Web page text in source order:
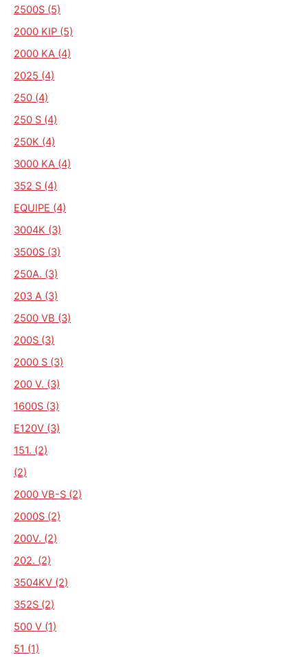
2500S (5)
2000 KIP (5)
2000 KA (4)
2025 (4)
250 (4)
250 S (4)
250K (4)
3000 KA (4)
352 S (4)
EQUIPE (4)
3004K (3)
3500S (3)
250A. (3)
203 A (3)
2500 VB (3)
200S (3)
2000 S (3)
200 V. (3)
1600S (3)
E120V (3)
151. (2)
(2)
2000 VB-S (2)
2000S (2)
200V. (2)
202. (2)
3504KV (2)
352S (2)
500 V (1)
51 (1)